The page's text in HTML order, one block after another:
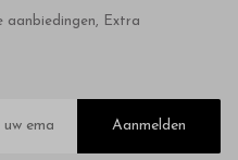
aanbiedingen, Extra
Aanmelden